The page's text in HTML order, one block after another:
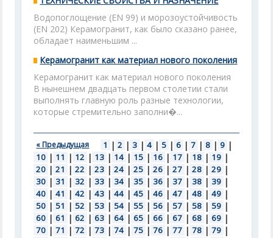
Водопоглощение (EN 99) и морозоустойчивость
(EN 202) Керамогранит, как было сказано ранее,
обладает наименьшим ...
Керамогранит как материал нового поколения
Керамогранит как материал нового поколения
В нынешнем двадцать первом столетии стали
выполнять главную роль разные технологии,
которые стремительно заполни�...
« Предыдущая 1 | 2 | 3 | 4 | 5 | 6 | 7 | 8 | 9 |
10 | 11 | 12 | 13 | 14 | 15 | 16 | 17 | 18 | 19 |
20 | 21 | 22 | 23 | 24 | 25 | 26 | 27 | 28 | 29 |
30 | 31 | 32 | 33 | 34 | 35 | 36 | 37 | 38 | 39 |
40 | 41 | 42 | 43 | 44 | 45 | 46 | 47 | 48 | 49 |
50 | 51 | 52 | 53 | 54 | 55 | 56 | 57 | 58 | 59 |
60 | 61 | 62 | 63 | 64 | 65 | 66 | 67 | 68 | 69 |
70 | 71 | 72 | 73 | 74 | 75 | 76 | 77 | 78 | 79 |